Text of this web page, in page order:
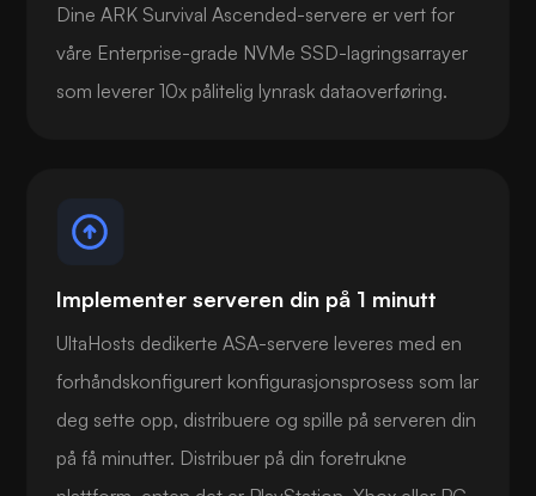
Dine ARK Survival Ascended-servere er vert for
våre Enterprise-grade NVMe SSD-lagringsarrayer
som leverer 10x pålitelig lynrask dataoverføring.
Implementer serveren din på 1 minutt
UltaHosts dedikerte ASA-servere leveres med en
forhåndskonfigurert konfigurasjonsprosess som lar
deg sette opp, distribuere og spille på serveren din
på få minutter. Distribuer på din foretrukne